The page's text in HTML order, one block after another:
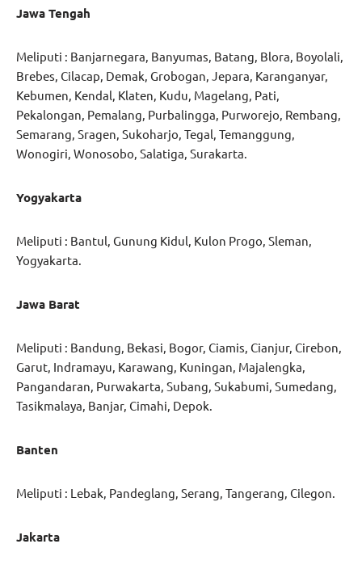
Jawa Tengah
Meliputi : Banjarnegara, Banyumas, Batang, Blora, Boyolali,
Brebes, Cilacap, Demak, Grobogan, Jepara, Karanganyar,
Kebumen, Kendal, Klaten, Kudu, Magelang, Pati,
Pekalongan, Pemalang, Purbalingga, Purworejo, Rembang,
Semarang, Sragen, Sukoharjo, Tegal, Temanggung,
Wonogiri, Wonosobo, Salatiga, Surakarta.
Yogyakarta
Meliputi : Bantul, Gunung Kidul, Kulon Progo, Sleman,
Yogyakarta.
Jawa Barat
Meliputi : Bandung, Bekasi, Bogor, Ciamis, Cianjur, Cirebon,
Garut, Indramayu, Karawang, Kuningan, Majalengka,
Pangandaran, Purwakarta, Subang, Sukabumi, Sumedang,
Tasikmalaya, Banjar, Cimahi, Depok.
Banten
Meliputi : Lebak, Pandeglang, Serang, Tangerang, Cilegon.
Jakarta